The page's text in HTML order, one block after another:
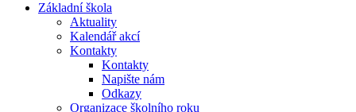
Základní škola
Aktuality
Kalendář akcí
Kontakty
Kontakty
Napište nám
Odkazy
Organizace školního roku